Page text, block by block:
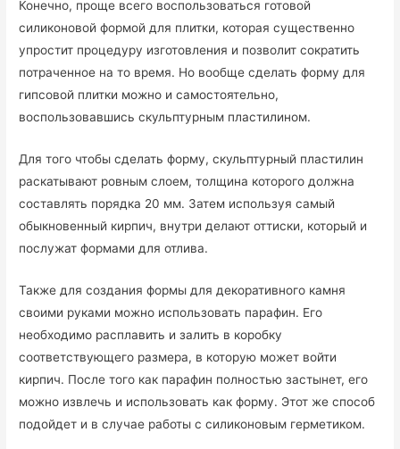
Конечно, проще всего воспользоваться готовой
силиконовой формой для плитки, которая существенно
упростит процедуру изготовления и позволит сократить
потраченное на то время. Но вообще сделать форму для
гипсовой плитки можно и самостоятельно,
воспользовавшись скульптурным пластилином.
Для того чтобы сделать форму, скульптурный пластилин
раскатывают ровным слоем, толщина которого должна
составлять порядка 20 мм. Затем используя самый
обыкновенный кирпич, внутри делают оттиски, который и
послужат формами для отлива.
Также для создания формы для декоративного камня
своими руками можно использовать парафин. Его
необходимо расплавить и залить в коробку
соответствующего размера, в которую может войти
кирпич. После того как парафин полностью застынет, его
можно извлечь и использовать как форму. Этот же способ
подойдет и в случае работы с силиконовым герметиком.